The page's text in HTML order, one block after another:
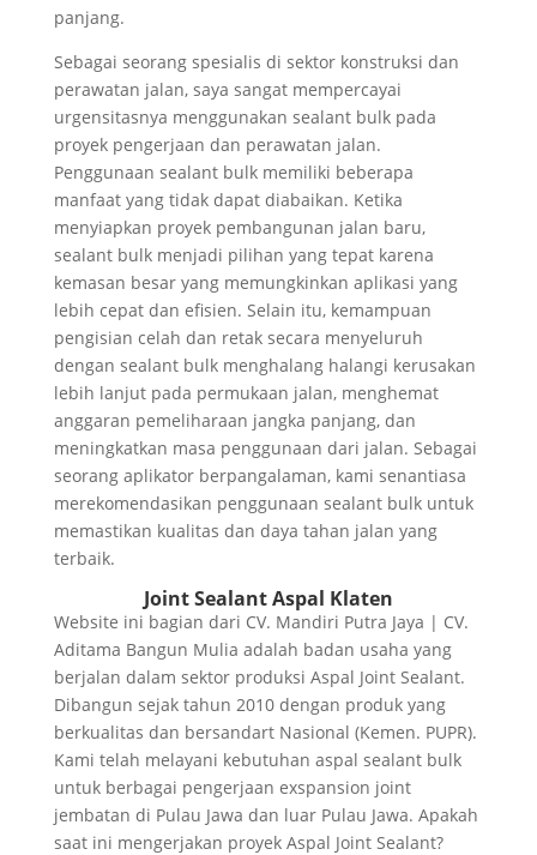
panjang.
Sebagai seorang spesialis di sektor konstruksi dan
perawatan jalan, saya sangat mempercayai
urgensitasnya menggunakan sealant bulk pada
proyek pengerjaan dan perawatan jalan.
Penggunaan sealant bulk memiliki beberapa
manfaat yang tidak dapat diabaikan. Ketika
menyiapkan proyek pembangunan jalan baru,
sealant bulk menjadi pilihan yang tepat karena
kemasan besar yang memungkinkan aplikasi yang
lebih cepat dan efisien. Selain itu, kemampuan
pengisian celah dan retak secara menyeluruh
dengan sealant bulk menghalang halangi kerusakan
lebih lanjut pada permukaan jalan, menghemat
anggaran pemeliharaan jangka panjang, dan
meningkatkan masa penggunaan dari jalan. Sebagai
seorang aplikator berpangalaman, kami senantiasa
merekomendasikan penggunaan sealant bulk untuk
memastikan kualitas dan daya tahan jalan yang
terbaik.
Joint Sealant Aspal Klaten
Website ini bagian dari CV. Mandiri Putra Jaya | CV.
Aditama Bangun Mulia adalah badan usaha yang
berjalan dalam sektor produksi Aspal Joint Sealant.
Dibangun sejak tahun 2010 dengan produk yang
berkualitas dan bersandart Nasional (Kemen. PUPR).
Kami telah melayani kebutuhan aspal sealant bulk
untuk berbagai pengerjaan exspansion joint
jembatan di Pulau Jawa dan luar Pulau Jawa. Apakah
saat ini mengerjakan proyek Aspal Joint Sealant?